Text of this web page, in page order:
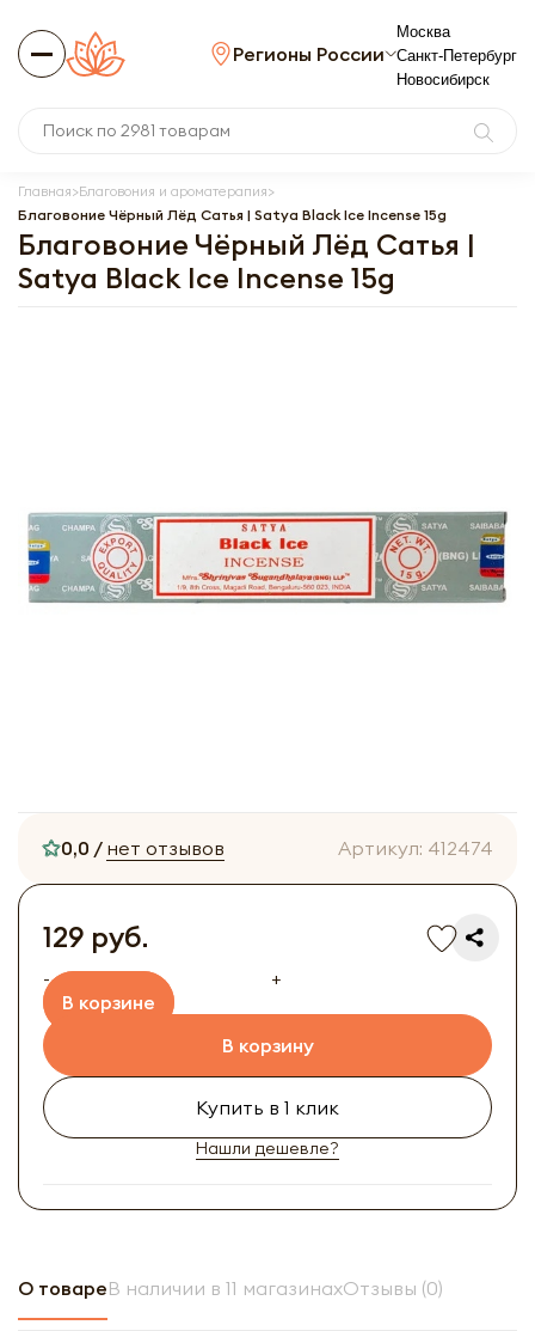
Регионы России
Москва
Санкт-Петербург
Новосибирск
Главная Благовония и ароматерапия
Благовоние Чёрный Лёд Сатья | Satya Black Ice Incense 15g
Благовоние Чёрный Лёд Сатья |
Satya Black Ice Incense 15g
0,0 / нет отзывов Артикул: 412474
129 руб.
-
+
В корзине
В корзину
Купить в 1 клик
Нашли дешевле?
О товареВ наличии в 11 магазинахОтзывы (0)